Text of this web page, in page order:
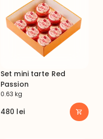
Set mini tarte Red
Passion
0.63 kg
480 lei